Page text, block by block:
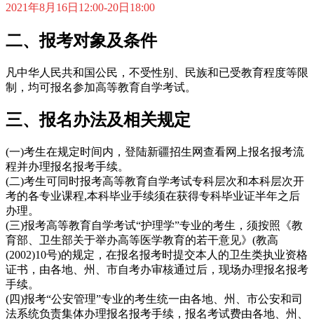
2021年8月16日12:00-20日18:00
二、报考对象及条件
凡中华人民共和国公民，不受性别、民族和已受教育程度等限
制，均可报名参加高等教育自学考试。
三、报名办法及相关规定
(一)考生在规定时间内，登陆新疆招生网查看网上报名报考流
程并办理报名报考手续。
(二)考生可同时报考高等教育自学考试专科层次和本科层次开
考的各专业课程,本科毕业手续须在获得专科毕业证半年之后
办理。
(三)报考高等教育自学考试“护理学”专业的考生，须按照《教
育部、卫生部关于举办高等医学教育的若干意见》(教高
(2002)10号)的规定，在报名报考时提交本人的卫生类执业资格
证书，由各地、州、市自考办审核通过后，现场办理报名报考
手续。
(四)报考“公安管理”专业的考生统一由各地、州、市公安和司
法系统负责集体办理报名报考手续，报名考试费由各地、州、